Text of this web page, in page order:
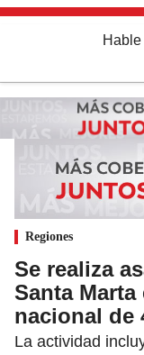
Hable
Regiones
Se realiza
Santa
nacional de
La actividad